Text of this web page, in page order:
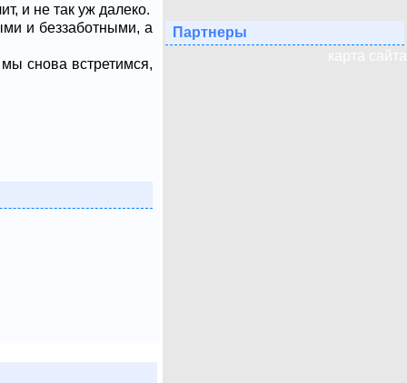
и не так уж далеко.
и беззаботными, а
снова встретимся,
Партнеры